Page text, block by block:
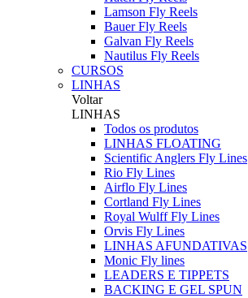
Lamson Fly Reels
Bauer Fly Reels
Galvan Fly Reels
Nautilus Fly Reels
CURSOS
LINHAS
Voltar
LINHAS
Todos os produtos
LINHAS FLOATING
Scientific Anglers Fly Lines
Rio Fly Lines
Airflo Fly Lines
Cortland Fly Lines
Royal Wulff Fly Lines
Orvis Fly Lines
LINHAS AFUNDATIVAS
Monic Fly lines
LEADERS E TIPPETS
BACKING E GEL SPUN